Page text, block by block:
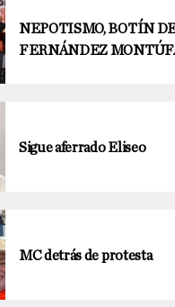
NEPOTISMO, BOTÍN
FERNÁNDEZ
Sigue aferrado Eliseo
MC detrás de protesta